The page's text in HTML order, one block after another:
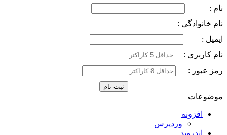
نام :
نام خانوادگی :
ایمیل :
نام کاربری :
رمز عبور :
موضوعات
افزونه
وردپرس